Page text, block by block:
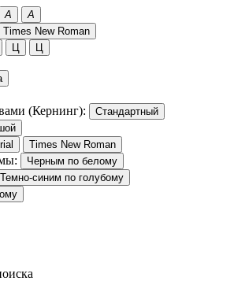
A A
Times New Roman
Ц Ц
(Кернинг):
Стандартный
Times New Roman
Черным по белому
Темно-синим по голубому